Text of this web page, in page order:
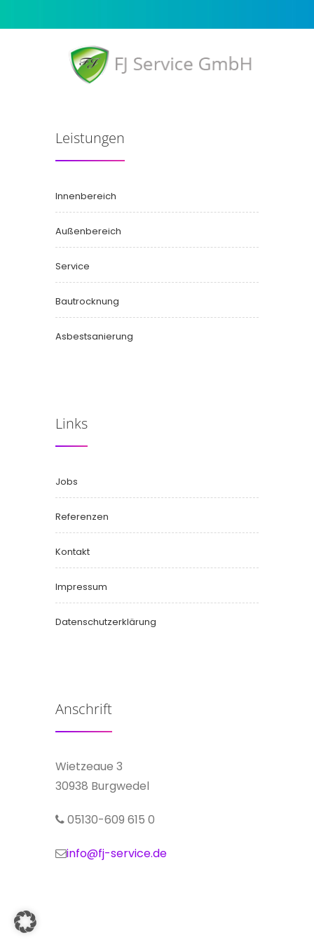
Leistungen
Innenbereich
Außenbereich
Service
Bautrocknung
Asbestsanierung
Links
Jobs
Referenzen
Kontakt
Impressum
Datenschutzerklärung
Anschrift
Wietzeaue 3
30938 Burgwedel
05130-609 615 0
info@fj-service.de